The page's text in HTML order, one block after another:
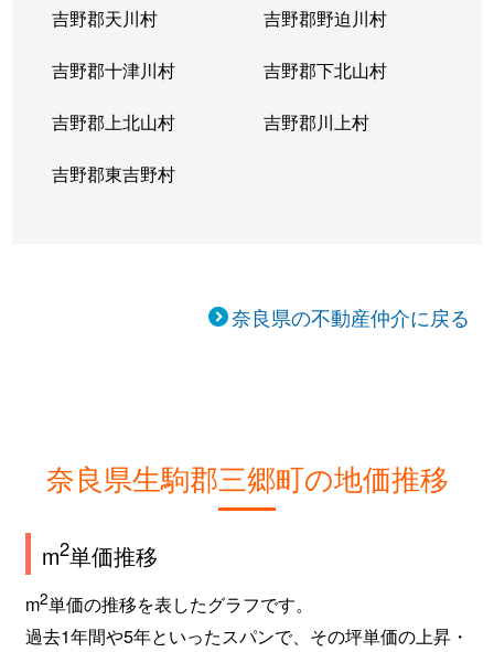
吉野郡天川村 吉野郡野迫川村
吉野郡十津川村 吉野郡下北山村
吉野郡上北山村 吉野郡川上村
吉野郡東吉野村
奈良県の不動産仲介に戻る
奈良県生駒郡三郷町の地価推移
m2単価推移
m2単価の推移を表したグラフです。
過去1年間や5年といったスパンで、その坪単価の上昇・